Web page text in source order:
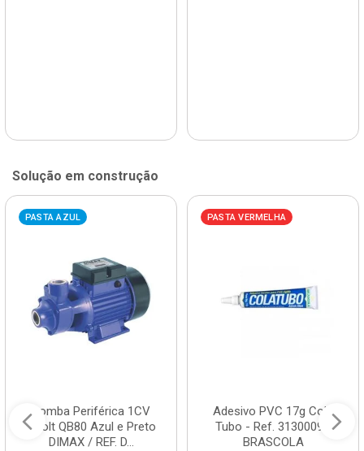
Solução em construção
PASTA AZUL
Bomba Periférica 1CV
Bivolt QB80 Azul e Preto
DIMAX / REF. D...
PASTA VERMELHA
Adesivo PVC 17g Cola
Tubo - Ref. 3130009 -
BRASCOLA